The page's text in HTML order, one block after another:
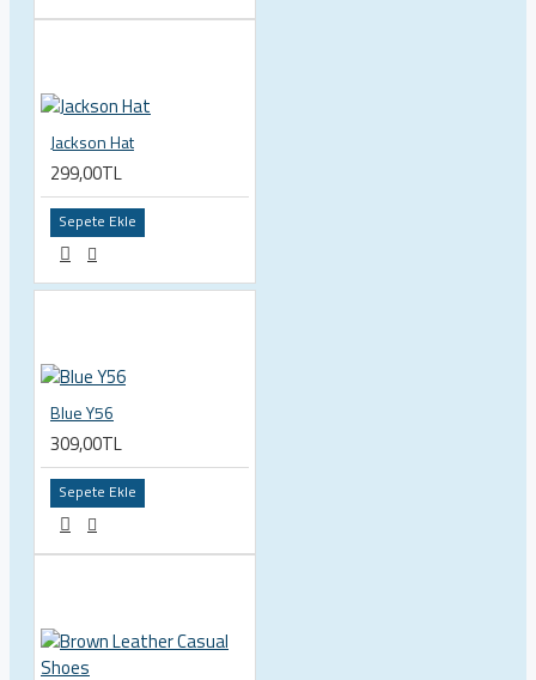
Jackson Hat
299,00TL
Sepete Ekle
Blue Y56
309,00TL
Sepete Ekle